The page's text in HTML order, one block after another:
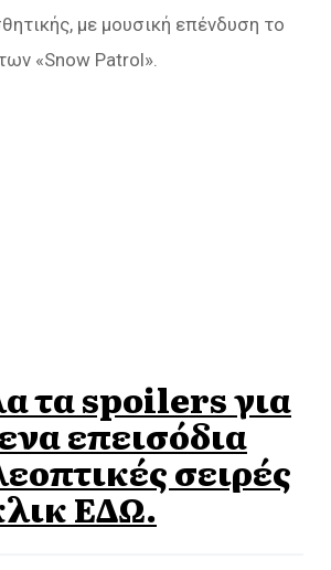
με μουσική επένδυση το
«Snow Patrol».
τα spoilers για
επεισόδια
σειρές
ΕΔΩ.